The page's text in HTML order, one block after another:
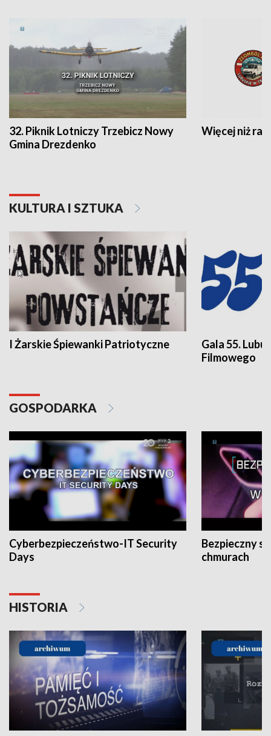
32. Piknik Lotniczy Trzebicz Nowy
Gmina Drezdenko
Więcej niż rajd
KULTURA I SZTUKA
I Żarskie Śpiewanki Patriotyczne
Gala 55.
Filmowego
GOSPODARKA
Cyberbezpieczeństwo-IT Security
Days
Bezpieczny
chmurach
HISTORIA